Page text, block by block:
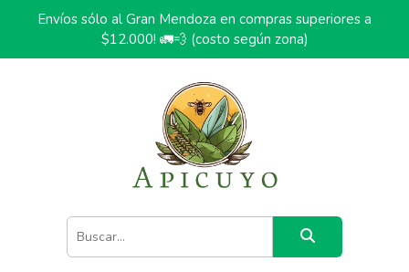
Envíos sólo al Gran Mendoza en compras superiores a
$12.000! 🚛💨 (costo según zona)